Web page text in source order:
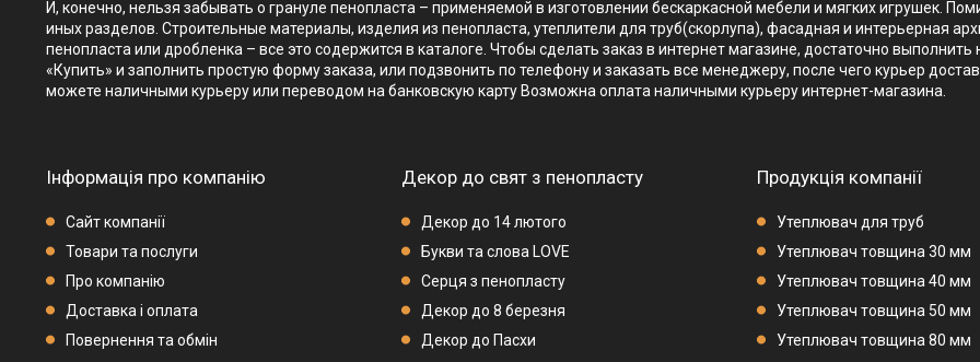
И, конечно, нельзя забывать о грануле пенопласта – применяемой в изготовлении бескаркасной мебели и мягких игрушек.
иных разделов. Строительные материалы, изделия из пенопласта, утеплители для труб(скорлупа), фасадная и интерьерная
пенопласта или дробленка – все это содержится в каталоге. Чтобы сделать заказ в интернет магазине, достаточно
«Купить» и заполнить простую форму заказа, или подзвонить по телефону и заказать все менеджеру, после чего курьер
можете наличными курьеру или переводом на банковскую карту Возможна оплата наличными курьеру интернет-магазина.
Інформація про компанію
Сайт компанії
Товари та послуги
Про компанію
Доставка і оплата
Повернення та обмін
Декор до свят з пенопласту
Декор до 14 лютого
Букви та слова LOVE
Серця з пенопласту
Декор до 8 березня
Декор до Пасхи
Продукція компанії
Утеплювач для труб
Утеплювач товщина 30 мм
Утеплювач товщина 40 мм
Утеплювач товщина 50 мм
Утеплювач товщина 80 мм